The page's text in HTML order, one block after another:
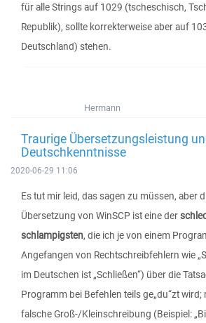
für alle Strings auf 1029 (tscheschisch,
Republik), sollte korrekterweise aber auf
Deutschland) stehen.
Hermann
Traurige Übersetzungsleistung
Deutschkenntnisse
2020-06-29 11:06
Es tut mir leid, das sagen zu müssen, aber
Übersetzung von WinSCP ist eine der
schlampigsten, die ich je von einem
Angefangen von Rechtschreibfehlern wie
im Deutschen ist „Schließen“) über die
Programm bei Befehlen teils ge„du“zt wird;
falsche Groß-/Kleinschreibung (Beispiel: